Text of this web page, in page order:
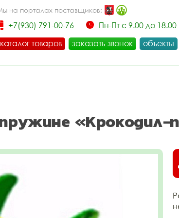
на порталах поставщиков:
+7(930) 791-00-76
Пн-Пт с 9.00 до 18.00
каталог товаров
заказать звонок объекты
«Крокодил-